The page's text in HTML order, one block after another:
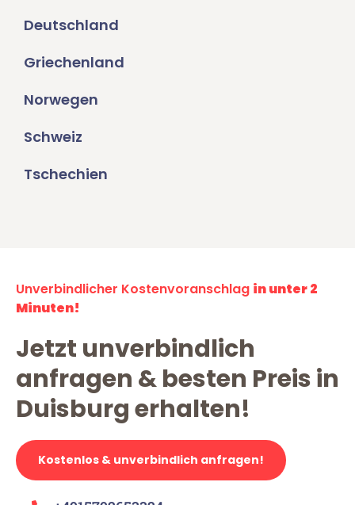
Deutschland
Griechenland
Norwegen
Schweiz
Tschechien
Unverbindlicher Kostenvoranschlag in unter 2
Minuten!
Jetzt unverbindlich
anfragen & besten Preis in
Duisburg erhalten!
Kostenlos & unverbindlich anfragen!